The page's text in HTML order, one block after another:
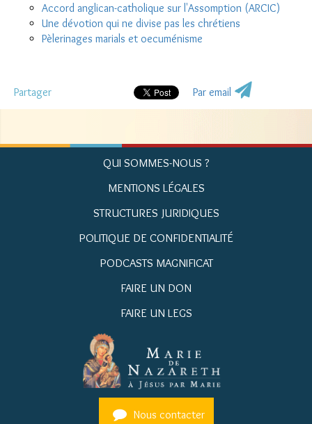
Accord anglican-catholique sur l'Assomption (ARCIC)
Une dévotion qui ne divise pas les chrétiens
Pèlerinages marials et oecuménisme
Partager Par email
QUI SOMMES-NOUS ?
MENTIONS LÉGALES
STRUCTURES JURIDIQUES
POLITIQUE DE CONFIDENTIALITÉ
PODCASTS MAGNIFICAT
FAIRE UN DON
FAIRE UN LEGS
Nous contacter